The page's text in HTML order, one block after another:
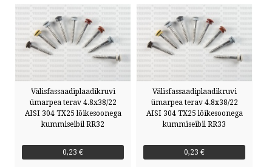
Välisfassaadiplaadikruvi
ümarpea terav 4.8x38/22
AISI 304 TX25 lõikesoonega
kummiseibil RR32
0,23 €
Välisfassaadiplaadikruvi
ümarpea terav 4.8x38/22
AISI 304 TX25 lõikesoonega
kummiseibil RR33
0,23 €